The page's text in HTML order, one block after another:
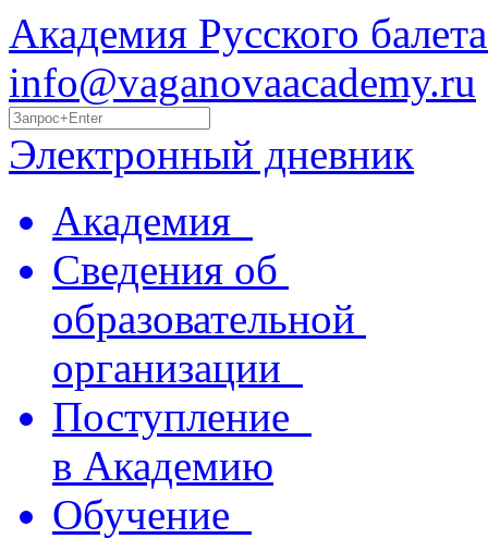
Академия Русского
info@vaganovaacademy.ru
Электронный дневник
Академия
Сведения об
образовательной
организации
Поступление
в Академию
Обучение